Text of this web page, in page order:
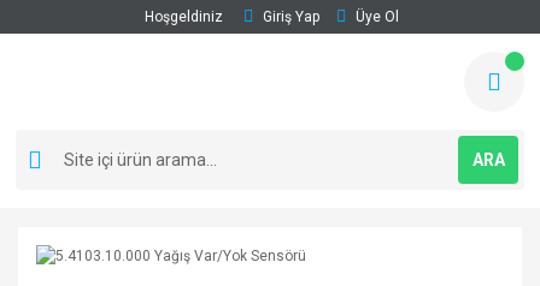
Hoşgeldiniz Giriş Yap Üye Ol
ARA